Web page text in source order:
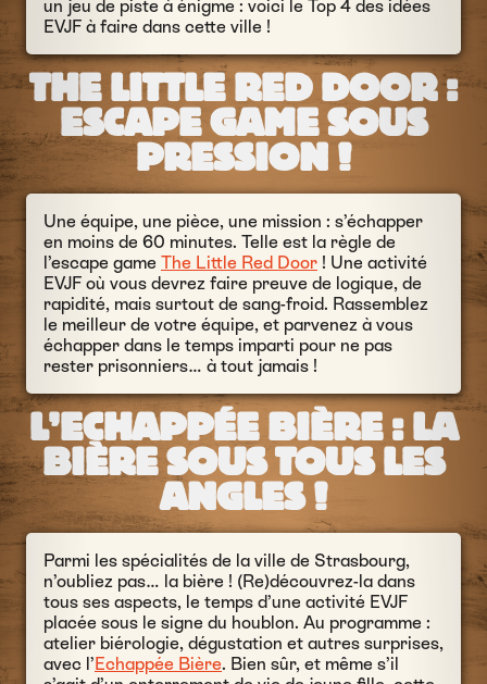
un jeu de piste à énigme : voici le Top 4 des idées
EVJF à faire dans cette ville !
THE LITTLE RED DOOR :
ESCAPE GAME SOUS
PRESSION !
Une équipe, une pièce, une mission : s’échapper
en moins de 60 minutes. Telle est la règle de
l’escape game The Little Red Door ! Une activité
EVJF où vous devrez faire preuve de logique, de
rapidité, mais surtout de sang-froid. Rassemblez
le meilleur de votre équipe, et parvenez à vous
échapper dans le temps imparti pour ne pas
rester prisonniers… à tout jamais !
L’ECHAPPÉE BIÈRE : LA
BIÈRE SOUS TOUS LES
ANGLES !
Parmi les spécialités de la ville de Strasbourg,
n’oubliez pas… la bière ! (Re)découvrez-la dans
tous ses aspects, le temps d’une activité EVJF
placée sous le signe du houblon. Au programme :
atelier biérologie, dégustation et autres surprises,
avec l’Echappée Bière. Bien sûr, et même s’il